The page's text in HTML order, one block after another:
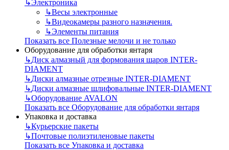
↳Электроника
↳Весы электронные
↳Видеокамеры разного назначения.
↳Элементы питания
Показать все Полезные мелочи и не только
Оборудование для обработки янтаря
↳Диск алмазный для формования шаров INTER-
DIAMENT
↳Диски алмазные отрезные INTER-DIAMENT
↳Диски алмазные шлифовальные INTER-DIAMENT
↳Оборудование AVALON
Показать все Оборудование для обработки янтаря
Упаковка и доставка
↳Курьерские пакеты
↳Почтовые полиэтиленовые пакеты
Показать все Упаковка и доставка